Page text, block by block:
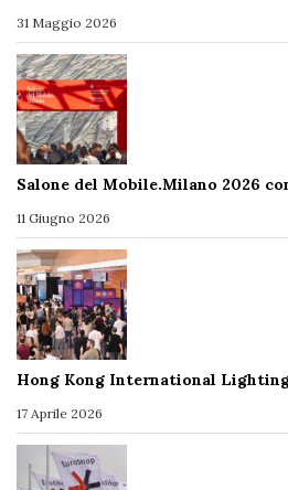
31 Maggio 2026
Salone del Mobile.Milano 2026
11 Giugno 2026
Hong Kong International
17 Aprile 2026